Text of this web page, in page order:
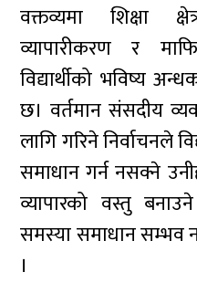
वक्तव्यमा शिक्षा
व्यापारीकरण र
विद्यार्थीको भविष्य
छ। वर्तमान संसदीय
लागि गरिने निर्वाचनले
समाधान गर्न नसक्ने
व्यापारको वस्तु
समस्या समाधान सम्भव
।